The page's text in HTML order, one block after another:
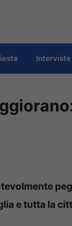
Interviste
e tutta la